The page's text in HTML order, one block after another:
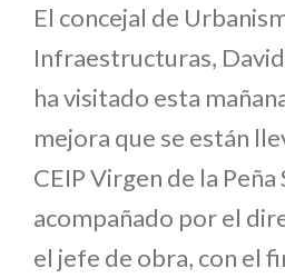
El concejal de
Infraestructuras,
ha visitado esta
mejora que se están
CEIP Virgen de la Peña
acompañado por el
el jefe de obra, con el